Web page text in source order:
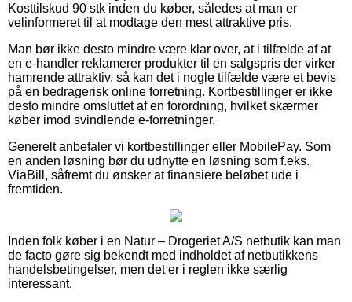
Kosttilskud 90 stk inden du køber, således at man er
velinformeret til at modtage den mest attraktive pris.
Man bør ikke desto mindre være klar over, at i tilfælde af at
en e-handler reklamerer produkter til en salgspris der virker
hamrende attraktiv, så kan det i nogle tilfælde være et bevis
på en bedragerisk online forretning. Kortbestillinger er ikke
desto mindre omsluttet af en forordning, hvilket skærmer
køber imod svindlende e-forretninger.
Generelt anbefaler vi kortbestillinger eller MobilePay. Som
en anden løsning bør du udnytte en løsning som f.eks.
ViaBill, såfremt du ønsker at finansiere beløbet ude i
fremtiden.
Inden folk køber i en Natur – Drogeriet A/S netbutik kan man
de facto gøre sig bekendt med indholdet af netbutikkens
handelsbetingelser, men det er i reglen ikke særlig
interessant.